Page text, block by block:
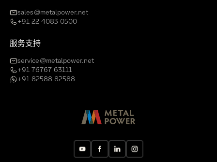
sales@metalpower.net
+91 22 4083 0500
服务支持
service@metalpower.net
+91 76767 63111
+91 82588 82588